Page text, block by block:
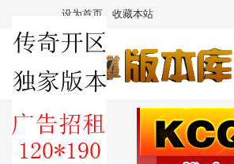
设为首页 收藏本站